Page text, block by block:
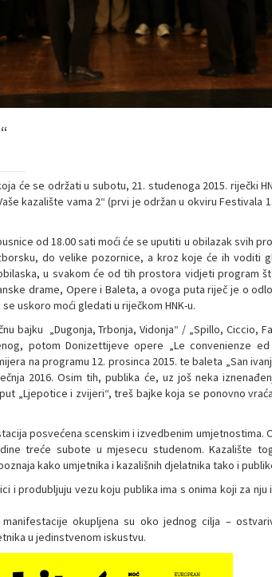
će se održati u subotu, 21. studenoga 2015. riječki
kazalište vama 2“ (prvi je održan u okviru Festivala
od 18.00 sati moći će se uputiti u obilazak svih
do velike pozornice, a kroz koje će ih voditi
u svakom će od tih prostora vidjeti program
drame, Opere i Baleta, a ovoga puta riječ je o
uskoro moći gledati u riječkom HNK-u.
bajku „Dugonja, Trbonja, Vidonja“ / „Spillo, Ciccio,
potom Donizettijeve opere „Le convenienze
na programu 12. prosinca 2015. te baleta „San
2016. Osim tih, publika će, uz još neka
„Ljepotice i zvijeri“, treš bajke koja se ponovno
posvećena scenskim i izvedbenim umjetnostima.
treće subote u mjesecu studenom. Kazalište
kako umjetnika i kazališnih djelatnika tako i
i produbljuju vezu koju publika ima s onima koji za
okupljena su oko jednog cilja –
u jedinstvenom iskustvu.